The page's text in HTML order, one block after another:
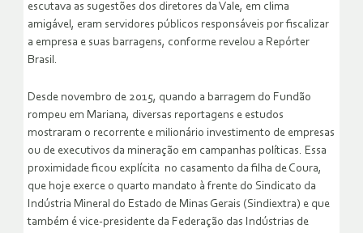
escutava as sugestões dos diretores da Vale, em clima
amigável, eram servidores públicos responsáveis por fiscalizar
a empresa e suas barragens, conforme revelou a Repórter
Brasil.
Desde novembro de 2015, quando a barragem do Fundão
rompeu em Mariana, diversas reportagens e estudos
mostraram o recorrente e milionário investimento de empresas
ou de executivos da mineração em campanhas políticas. Essa
proximidade ficou explícita no casamento da filha de Coura,
que hoje exerce o quarto mandato à frente do Sindicato da
Indústria Mineral do Estado de Minas Gerais (Sindiextra) e que
também é vice-presidente da Federação das Indústrias de